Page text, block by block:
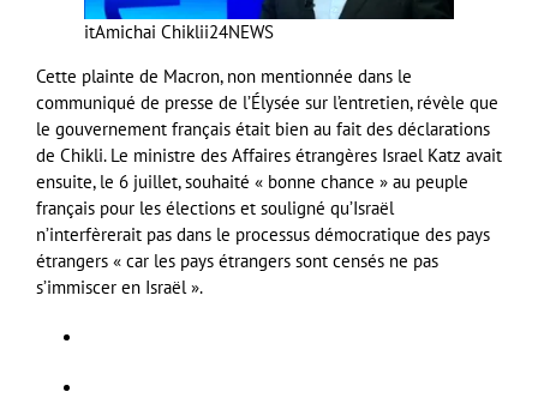
itAmichai Chiklii24NEWS
Cette plainte de Macron, non mentionnée dans le
communiqué de presse de l’Élysée sur l’entretien, révèle que
le gouvernement français était bien au fait des déclarations
de Chikli. Le ministre des Affaires étrangères Israel Katz avait
ensuite, le 6 juillet, souhaité « bonne chance » au peuple
français pour les élections et souligné qu’Israël
n’interfèrerait pas dans le processus démocratique des pays
étrangers « car les pays étrangers sont censés ne pas
s’immiscer en Israël ».